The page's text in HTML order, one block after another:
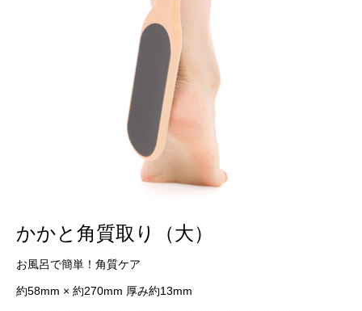
かかと角質取り（大）
お風呂で簡単！角質ケア
約58mm × 約270mm 厚み約13mm